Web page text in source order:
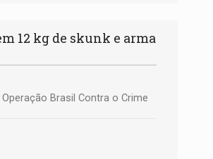
12 kg de skunk e arma
Brasil Contra o Crime